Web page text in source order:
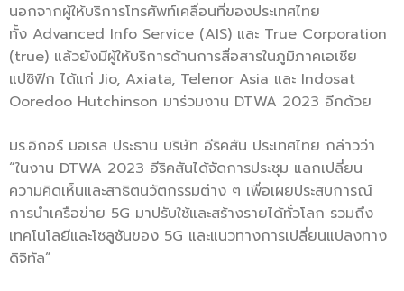
นอกจากผู้ให้บริการโทรศัพท์เคลื่อนที่ของประเทศไทย
ทั้ง Advanced Info Service (AIS) และ True Corporation
(true) แล้วยังมีผู้ให้บริการด้านการสื่อสารในภูมิภาคเอเชีย
แปซิฟิก ได้แก่ Jio, Axiata, Telenor Asia และ Indosat
Ooredoo Hutchinson มาร่วมงาน DTWA 2023 อีกด้วย
มร.อิกอร์ มอเรล ประธาน บริษัท อีริคสัน ประเทศไทย กล่าวว่า
“ในงาน DTWA 2023 อีริคสันได้จัดการประชุม แลกเปลี่ยน
ความคิดเห็นและสาธิตนวัตกรรมต่าง ๆ เพื่อเผยประสบการณ์
การนำเครือข่าย 5G มาปรับใช้และสร้างรายได้ทั่วโลก รวมถึง
เทคโนโลยีและโซลูชันของ 5G และแนวทางการเปลี่ยนแปลงทาง
ดิจิทัล”